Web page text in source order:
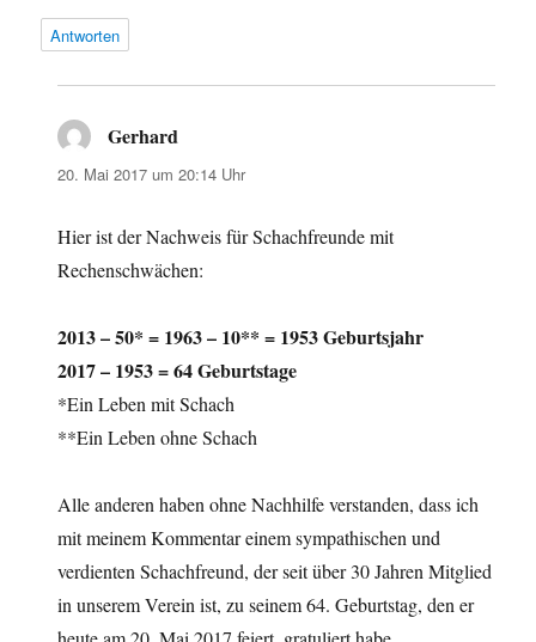
Antworten
Gerhard
20. Mai 2017 um 20:14 Uhr
Hier ist der Nachweis für Schachfreunde mit
Rechenschwächen:
2013 – 50* = 1963 – 10** = 1953 Geburtsjahr
2017 – 1953 = 64 Geburtstage
*Ein Leben mit Schach
**Ein Leben ohne Schach
Alle anderen haben ohne Nachhilfe verstanden, dass ich
mit meinem Kommentar einem sympathischen und
verdienten Schachfreund, der seit über 30 Jahren Mitglied
in unserem Verein ist, zu seinem 64. Geburtstag, den er